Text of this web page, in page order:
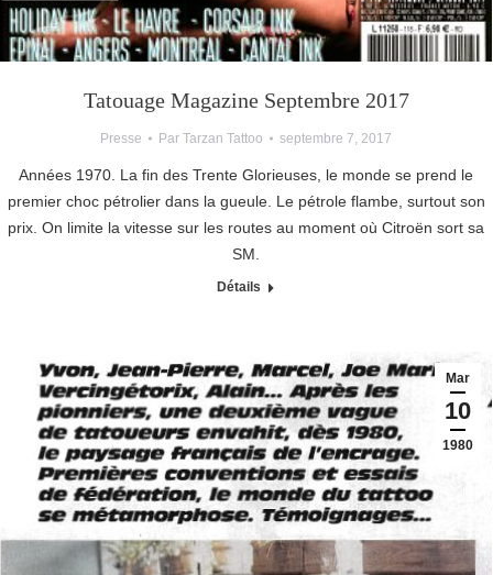
Tatouage Magazine Septembre 2017
Presse Par Tarzan Tattoo septembre 7, 2017
Années 1970. La fin des Trente Glorieuses, le monde se prend le
premier choc pétrolier dans la gueule. Le pétrole flambe, surtout son
prix. On limite la vitesse sur les routes au moment où Citroën sort sa
SM.
Détails
Mar
10
1980